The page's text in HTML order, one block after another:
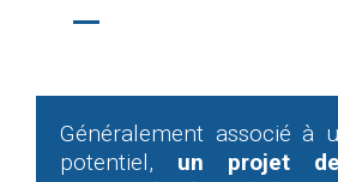
Généralement associé à
potentiel, un projet